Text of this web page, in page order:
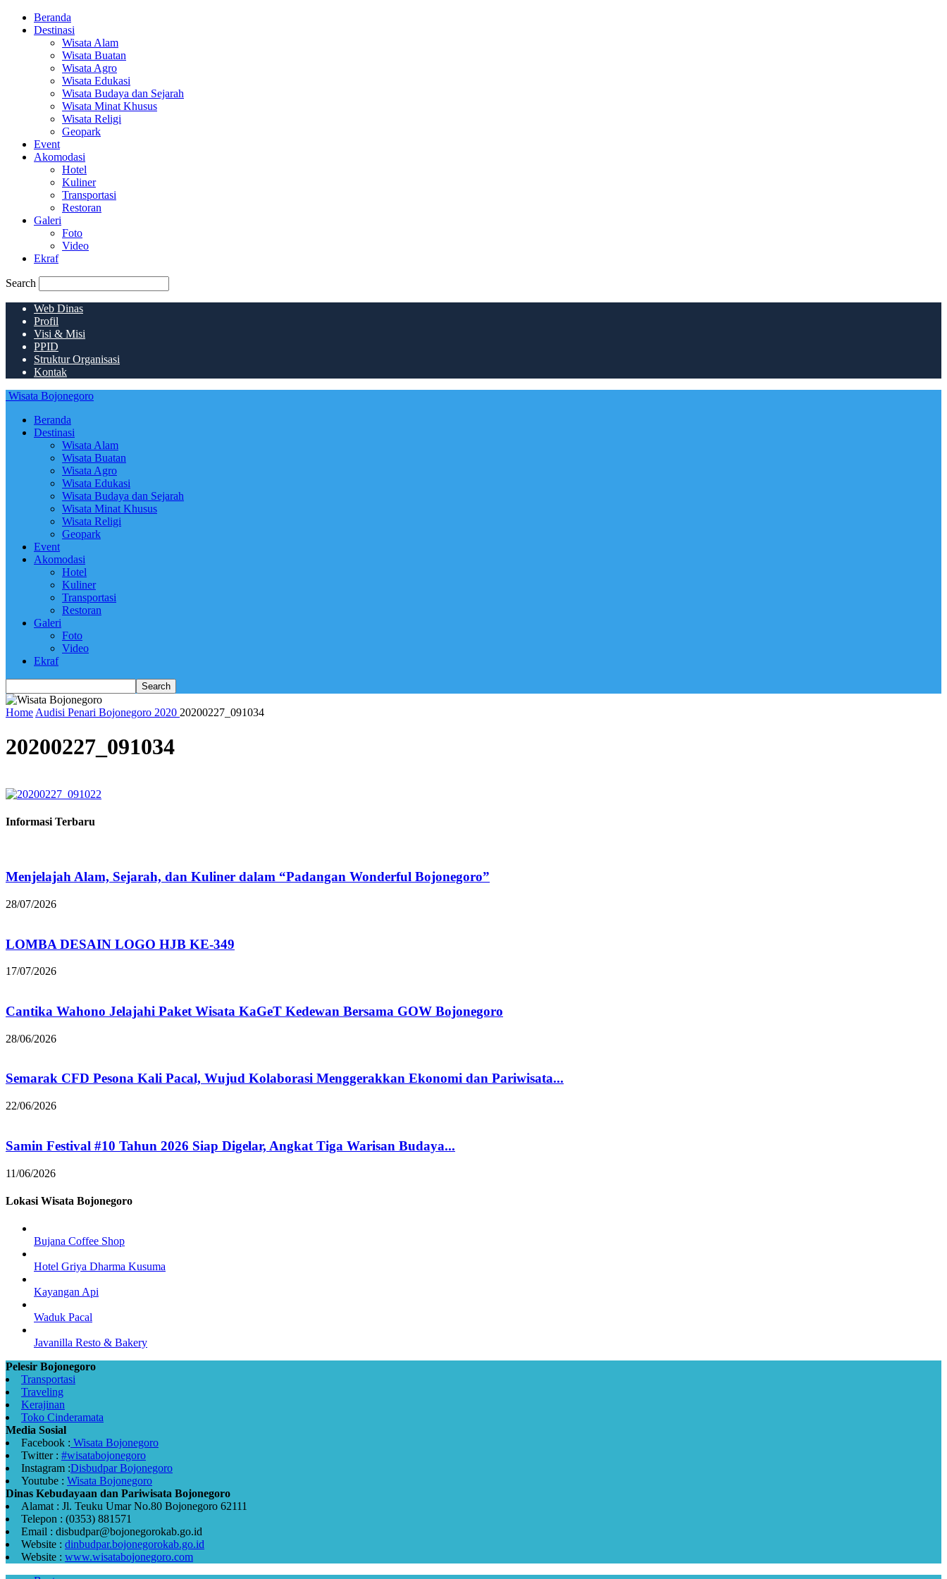
Beranda
Destinasi
Wisata Alam
Wisata Buatan
Wisata Agro
Wisata Edukasi
Wisata Budaya dan Sejarah
Wisata Minat Khusus
Wisata Religi
Geopark
Event
Akomodasi
Hotel
Kuliner
Transportasi
Restoran
Galeri
Foto
Video
Ekraf
Search
Web Dinas
Profil
Visi & Misi
PPID
Struktur Organisasi
Kontak
Wisata Bojonegoro
Beranda
Destinasi
Wisata Alam
Wisata Buatan
Wisata Agro
Wisata Edukasi
Wisata Budaya dan Sejarah
Wisata Minat Khusus
Wisata Religi
Geopark
Event
Akomodasi
Hotel
Kuliner
Transportasi
Restoran
Galeri
Foto
Video
Ekraf
Home Audisi Penari Bojonegoro 2020 20200227_091034
20200227_091034
Informasi Terbaru
Menjelajah Alam, Sejarah, dan Kuliner dalam “Padangan Wonderful Bojonegoro”
28/07/2026
LOMBA DESAIN LOGO HJB KE-349
17/07/2026
Cantika Wahono Jelajahi Paket Wisata KaGeT Kedewan Bersama GOW Bojonegoro
28/06/2026
Semarak CFD Pesona Kali Pacal, Wujud Kolaborasi Menggerakkan Ekonomi dan Pariwisata...
22/06/2026
Samin Festival #10 Tahun 2026 Siap Digelar, Angkat Tiga Warisan Budaya...
11/06/2026
Lokasi Wisata Bojonegoro
Bujana Coffee Shop
Hotel Griya Dharma Kusuma
Kayangan Api
Waduk Pacal
Javanilla Resto & Bakery
Pelesir Bojonegoro
Transportasi
Traveling
Kerajinan
Toko Cinderamata
Media Sosial
Facebook : Wisata Bojonegoro
Twitter : #wisatabojonegoro
Instagram :Disbudpar Bojonegoro
Youtube : Wisata Bojonegoro
Dinas Kebudayaan dan Pariwisata Bojonegoro
Alamat : Jl. Teuku Umar No.80 Bojonegoro 62111
Telepon : (0353) 881571
Email : disbudpar@bojonegorokab.go.id
Website : dinbudpar.bojonegorokab.go.id
Website : www.wisatabojonegoro.com